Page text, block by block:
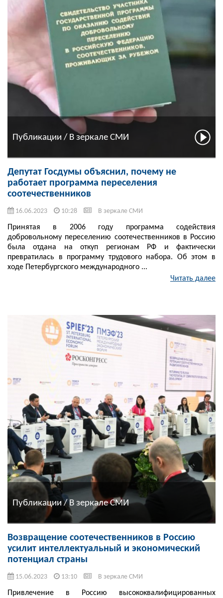
Публикации / В зеркале СМИ
Депутат Госдумы объяснил, почему не
работает программа переселения
соотечественников
16.06.2023 10:28 В зеркале СМИ
Принятая в 2006 году программа содействия
добровольному переселению соотечественников в Россию
была отдана на откуп регионам РФ и фактически
превратилась в программу трудового набора. Об этом в
ходе Петербургского международного ...
Читать далее
Публикации / В зеркале СМИ
Возвращение соотечественников в Россию
усилит интеллектуальный и экономический
потенциал страны
15.06.2023 13:10 В зеркале СМИ
Привлечение в Россию высококвалифицированных